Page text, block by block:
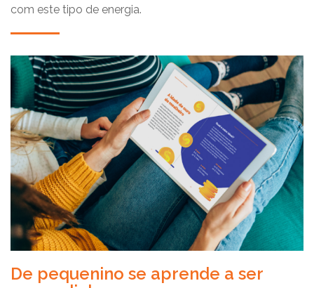
com este tipo de energia.
De pequenino se aprende a ser